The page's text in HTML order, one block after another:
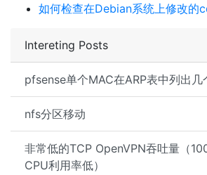
Intereting Posts
pfsense单个MAC在ARP表中列出几
nfs分区移动
非常低的TCP OpenVPN吞吐量（
CPU利用率低）
如何检查在Debian系统上修改的